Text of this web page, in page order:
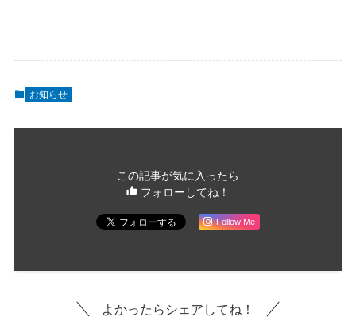
お知らせ
この記事が気に入ったら
フォローしてね！
Follow Me
よかったらシェアしてね！